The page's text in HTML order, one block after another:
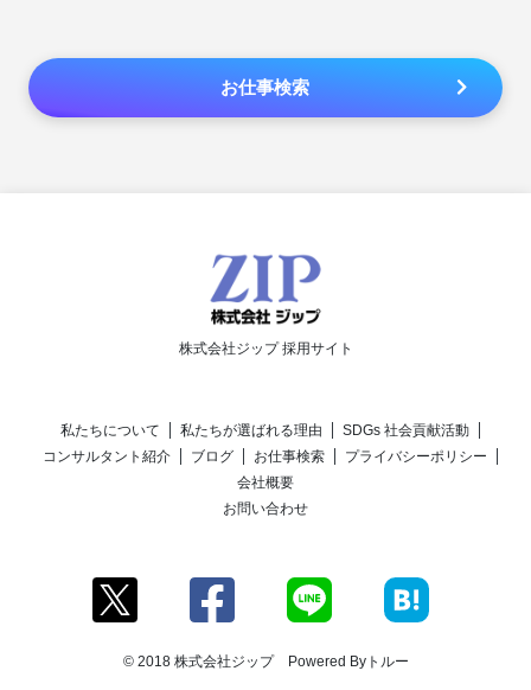
お仕事検索
株式会社ジップ 採用サイト
私たちについて 私たちが選ばれる理由
SDGs 社会貢献活動
コンサルタント紹介
ブログ お仕事検索
プライバシーポリシー
会社概要
お問い合わせ
© 2018 株式会社ジップ Powered Byトルー